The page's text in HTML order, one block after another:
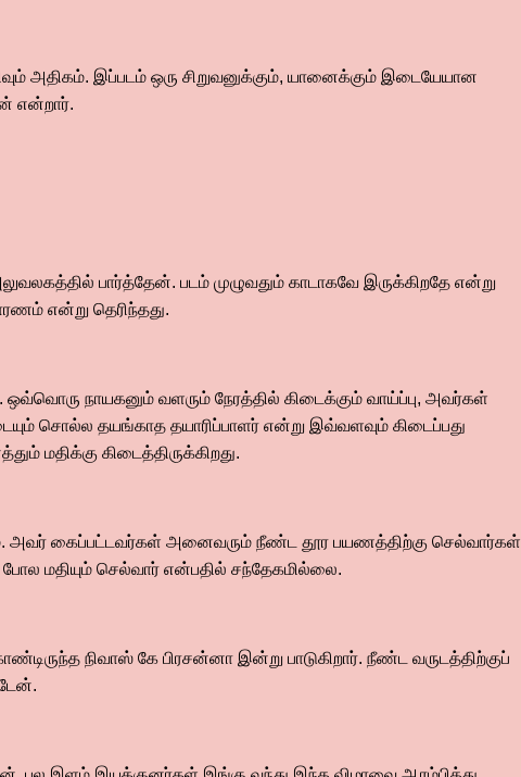
அதிகம். இப்படம் ஒரு சிறுவனுக்கும், யானைக்கும் இடையேயான
என்றார்.
பார்த்தேன். படம் முழுவதும் காடாகவே இருக்கிறதே என்று
என்று தெரிந்தது.
ஒவ்வொரு நாயகனும் வளரும் நேரத்தில் கிடைக்கும் வாய்ப்பு, அவர்கள்
சொல்ல தயங்காத தயாரிப்பாளர் என்று இவ்வளவும் கிடைப்பது
மதிக்கு கிடைத்திருக்கிறது.
அவர் கைப்பட்டவர்கள் அனைவரும் நீண்ட தூர பயணத்திற்கு செல்வார்கள்
மதியும் செல்வார் என்பதில் சந்தேகமில்லை.
நிவாஸ் கே பிரசன்னா இன்று பாடுகிறார். நீண்ட வருடத்திற்குப்